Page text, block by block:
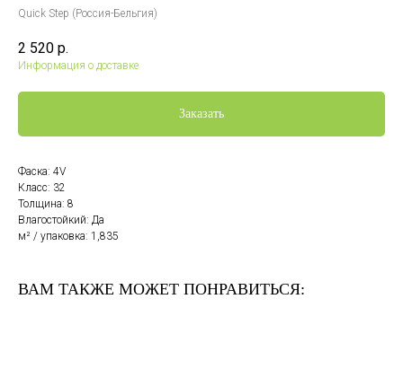
Quick Step (Россия-Бельгия)
2 520 р.
Информация о доставке
Заказать
Фаска: 4V
Класс: 32
Толщина: 8
Влагостойкий: Да
м² / упаковка: 1,835
ВАМ ТАКЖЕ МОЖЕТ ПОНРАВИТЬСЯ: